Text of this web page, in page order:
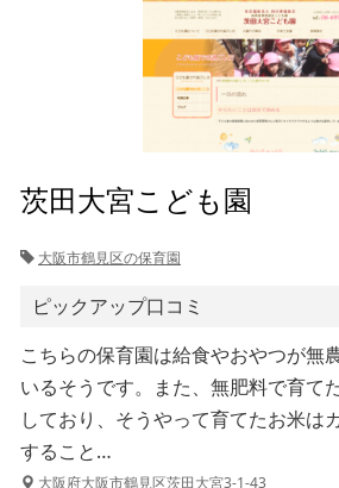
茨田大宮こども園
大阪市鶴見区の保育園
ピックアップ口コミ
こちらの保育園は給食やおやつが無
いるそうです。また、無肥料で育て
しており、そうやって育てたお米は
すること…
大阪府大阪市鶴見区茨田大宮3-1-43